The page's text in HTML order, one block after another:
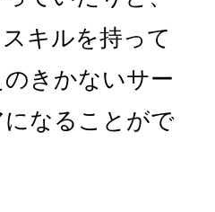
キルを持って
きかないサー
なることがで